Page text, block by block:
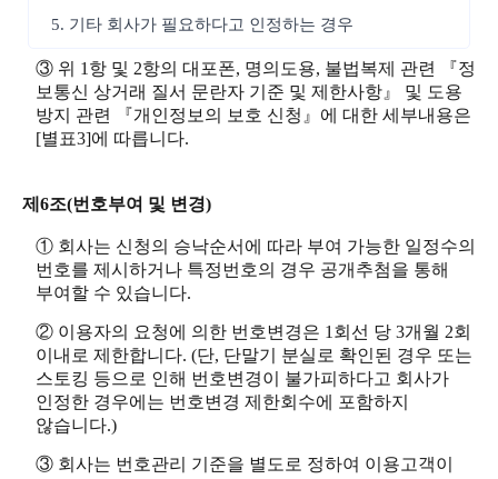
5. 기타 회사가 필요하다고 인정하는 경우
③ 위 1항 및 2항의 대포폰, 명의도용, 불법복제 관련 『정
보통신 상거래 질서 문란자 기준 및 제한사항』 및 도용
방지 관련 『개인정보의 보호 신청』에 대한 세부내용은
[별표3]에 따릅니다.
제6조(번호부여 및 변경)
① 회사는 신청의 승낙순서에 따라 부여 가능한 일정수의
번호를 제시하거나 특정번호의 경우 공개추첨을 통해
부여할 수 있습니다.
② 이용자의 요청에 의한 번호변경은 1회선 당 3개월 2회
이내로 제한합니다. (단, 단말기 분실로 확인된 경우 또는
스토킹 등으로 인해 번호변경이 불가피하다고 회사가
인정한 경우에는 번호변경 제한회수에 포함하지
않습니다.)
③ 회사는 번호관리 기준을 별도로 정하여 이용고객이